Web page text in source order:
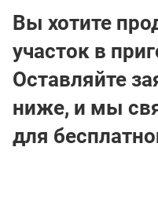
Вы хотите
участок в
Оставляйте
ниже, и мы
для